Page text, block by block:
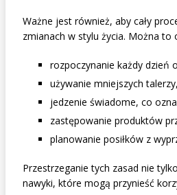
Ważne jest również, aby cały
zmianach w stylu życia. Można to
rozpoczynanie każdy dzień
używanie mniejszych
jedzenie świadome, co
zastępowanie produktów
planowanie posiłków z
Przestrzeganie tych zasad nie
nawyki, które mogą przynieść